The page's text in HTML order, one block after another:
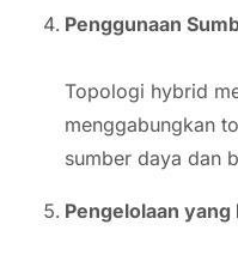
Penggunaan
Topologi hybrid
menggabungkan
sumber daya dan
Pengelolaan yang